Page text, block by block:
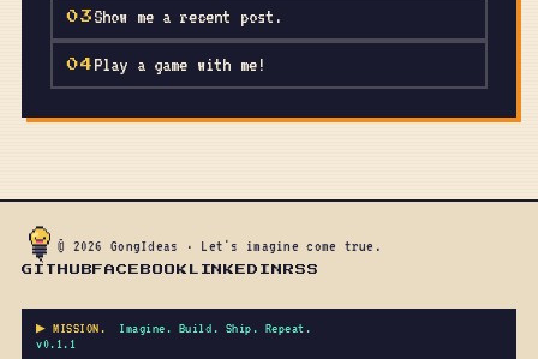
03 Show me a recent post.
04 Play a game with me!
© 2026 GongIdeas · Let's imagine come true.
GITHUB FACEBOOK LINKEDIN RSS
▶ MISSION. Imagine. Build. Ship. Repeat.
v0.1.1